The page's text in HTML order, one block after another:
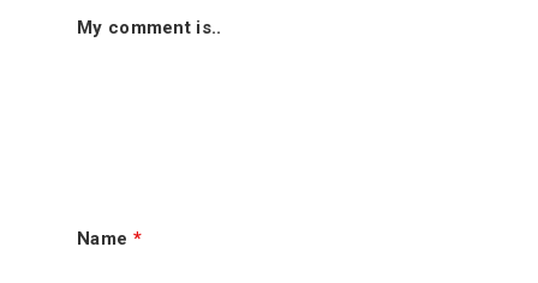
My comment is..
Name *